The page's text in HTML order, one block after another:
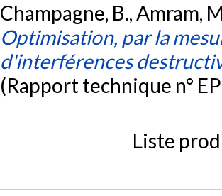
Champagne, B., Amram,
Optimisation, par la
d'interférences
(Rapport technique n°
Liste